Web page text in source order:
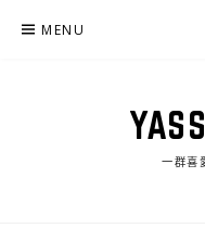
MENU
一群喜